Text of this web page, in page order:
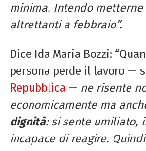
minima. Intendo
altrettanti a febbraio”.
Dice Ida Maria Bozzi:
persona perde il lavoro —
Repubblica — ne risente
economicamente ma
dignità: si sente umiliato,
incapace di reagire.